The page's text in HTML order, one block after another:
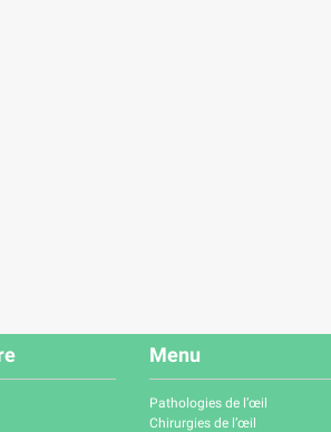
Menu
Pathologies de l’œil
Chirurgies de l’œil